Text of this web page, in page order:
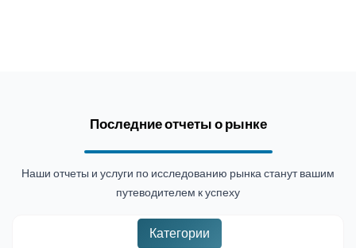
Последние отчеты о рынке
Наши отчеты и услуги по исследованию рынка станут вашим
путеводителем к успеху
Категории